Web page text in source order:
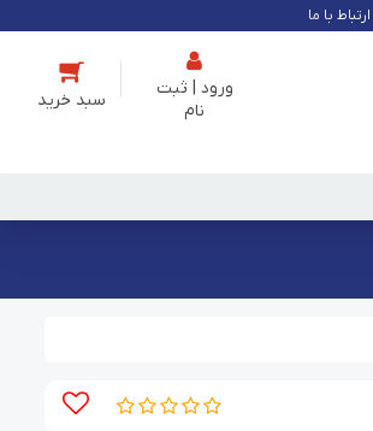
ارتباط با ما
ورود | ثبت
نام